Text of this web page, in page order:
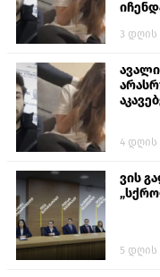
თავს
3 დღის
4 დღის
ვის
5 დღის